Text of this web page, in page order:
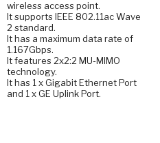
wireless access point.
It supports IEEE 802.11ac Wave
2 standard.
It has a maximum data rate of
1.167Gbps.
It features 2x2:2 MU-MIMO
technology.
It has 1 x Gigabit Ethernet Port
and 1 x GE Uplink Port.